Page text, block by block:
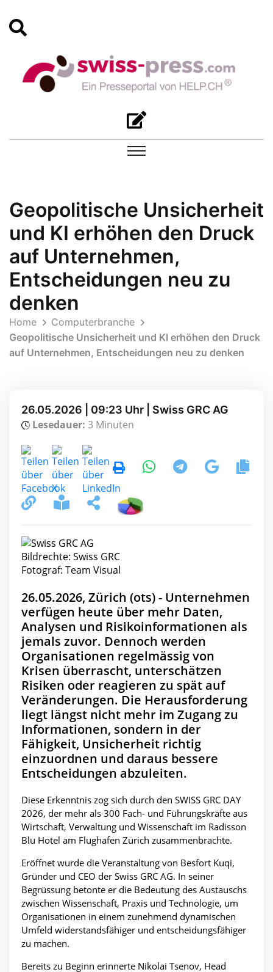
Geopolitische Unsicherheit
und KI erhöhen den Druck
auf Unternehmen,
Entscheidungen neu zu
denken
Home
Computerbranche
Geopolitische Unsicherheit und KI erhöhen den Druck
auf Unternehmen, Entscheidungen neu zu denken
26.05.2026 | 09:23 Uhr | Swiss GRC AG
Lesedauer: 3 Minuten
Bildrechte: Swiss GRC
Fotograf: Team Visual
26.05.2026, Zürich (ots) - Unternehmen
verfügen heute über mehr Daten,
Analysen und Risikoinformationen als
jemals zuvor. Dennoch werden
Organisationen regelmässig von
Krisen überrascht, unterschätzen
Risiken oder reagieren zu spät auf
Veränderungen. Die Herausforderung
liegt längst nicht mehr im Zugang zu
Informationen, sondern in der
Fähigkeit, Unsicherheit richtig
einzuordnen und daraus bessere
Entscheidungen abzuleiten.
Diese Erkenntnis zog sich durch den SWISS GRC DAY
2026, der mehr als 300 Fach- und Führungskräfte aus
Wirtschaft, Verwaltung und Wissenschaft im Radisson
Blu Hotel am Flughafen Zürich zusammenbrachte.
Eröffnet wurde die Veranstaltung von Besfort Kuqi,
Gründer und CEO der Swiss GRC AG. In seiner
Begrüssung betonte er die Bedeutung des Austauschs
zwischen Wissenschaft, Praxis und Technologie, um
Organisationen in einem zunehmend dynamischen
Umfeld widerstandsfähiger und entscheidungsfähiger
zu machen.
Bereits zu Beginn erinnerte Nikolai Tsenov, Head